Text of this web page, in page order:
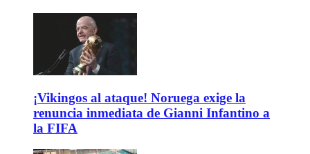
¡Vikingos al ataque! Noruega exige la
renuncia inmediata de Gianni Infantino a
la FIFA